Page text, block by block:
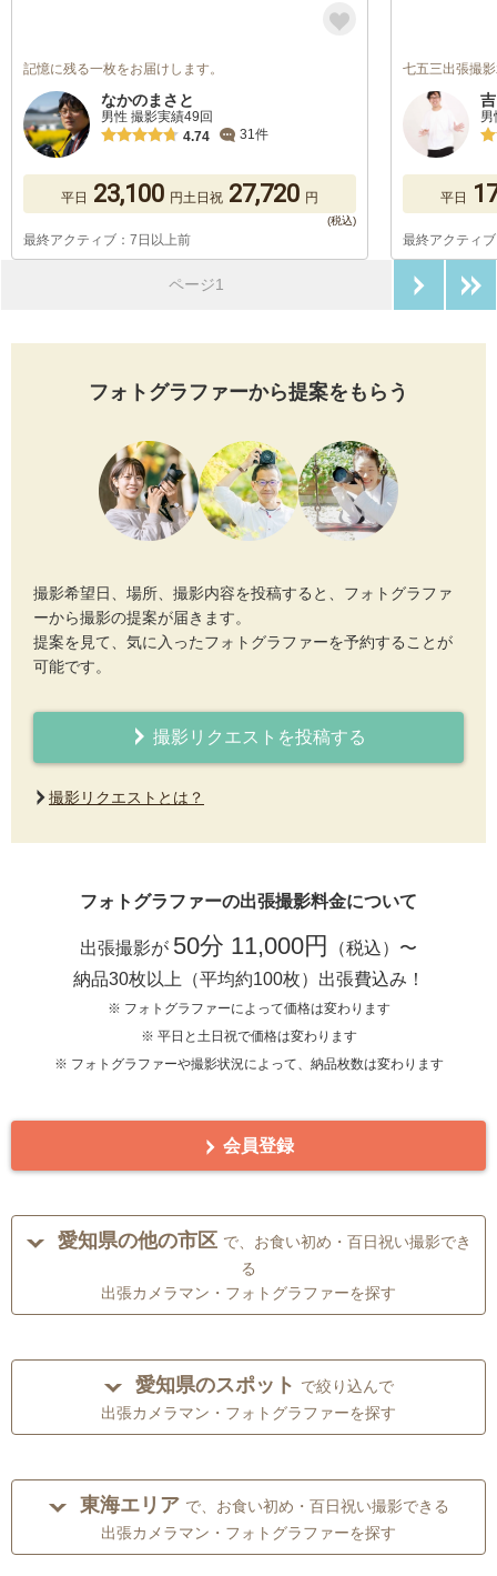
記憶に残る一枚をお届けします。
なかのまさと
男性 撮影実績49回
4.74
31件
平日 23,100 円土日祝 27,720 円
最終アクティブ：7日以上前
七五三出張撮
平日
最終アクティ
ページ1
フォトグラファーから提案をもらう
撮影希望日、場所、撮影内容を投稿すると、フォトグラファ
ーから撮影の提案が届きます。
提案を見て、気に入ったフォトグラファーを予約することが
可能です。
撮影リクエストを投稿する
撮影リクエストとは？
フォトグラファーの出張撮影料金について
出張撮影が 50分 11,000円
（税込）〜
納品30枚以上（平均約100枚）出張費込み！
※ フォトグラファーによって価格は変わります
※ 平日と土日祝で価格は変わります
※ フォトグラファーや撮影状況によって、納品枚数は変わります
会員登録
愛知県の他の市区 で、お食い初め・百日祝い撮影でき
る
出張カメラマン・フォトグラファーを探す
愛知県のスポット で絞り込んで
出張カメラマン・フォトグラファーを探す
東海エリア で、お食い初め・百日祝い撮影できる
出張カメラマン・フォトグラファーを探す